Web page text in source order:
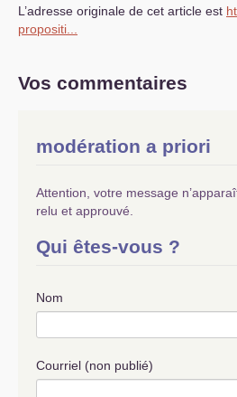
L’adresse originale de cet article est
propositi...
Vos commentaires
modération a priori
Attention, votre message
relu et approuvé.
Qui êtes-vous ?
Nom
Courriel (non publié)